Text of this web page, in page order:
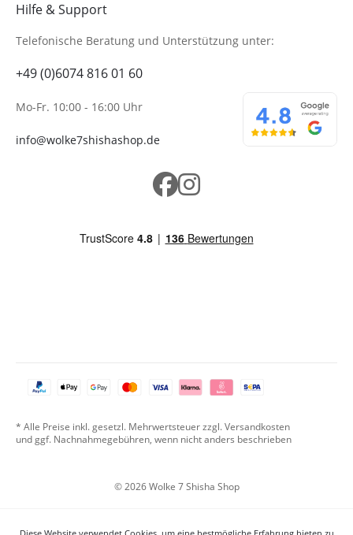
Hilfe & Support
Telefonische Beratung und Unterstützung unter:
+49 (0)6074 816 01 60
Mo-Fr. 10:00 - 16:00 Uhr
info@wolke7shishashop.de
© 2026 Wolke 7 Shisha Shop
* Alle Preise inkl. gesetzl. Mehrwertsteuer zzgl. Versandkosten
und ggf. Nachnahmegebühren, wenn nicht anders beschrieben